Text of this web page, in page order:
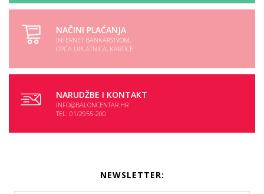
NAČINI PLAĆANJA
INTERNET BANKARSTVOM,
OPĆA UPLATNICA, KARTICE
NARUDŽBE I KONTAKT
INFO@BALONCENTAR.HR
TEL: 01/2955-200
NEWSLETTER: